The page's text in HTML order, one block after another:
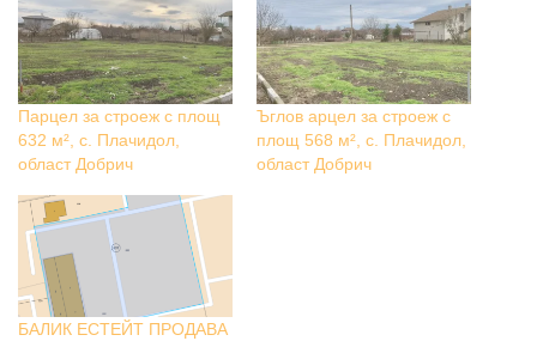
Парцел за строеж с площ
632 м², с. Плачидол,
област Добрич
Ъглов арцел за строеж с
площ 568 м², с. Плачидол,
област Добрич
БАЛИК ЕСТЕЙТ ПРОДАВА